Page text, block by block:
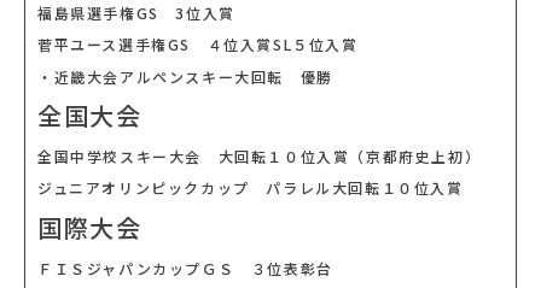
福島県選手権GS 3位入賞
菅平ユース選手権GS ４位入賞SL５位入賞
・近畿大会アルペンスキー大回転 優勝
全国大会
全国中学校スキー大会 大回転１０位入賞（京都府史上初）
ジュニアオリンピックカップ パラレル大回転１０位入賞
国際大会
ＦＩＳジャパンカップＧＳ ３位表彰台